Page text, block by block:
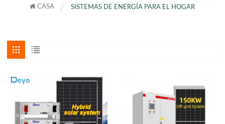
CASA SISTEMAS DE ENERGÍA PARA EL HOGAR